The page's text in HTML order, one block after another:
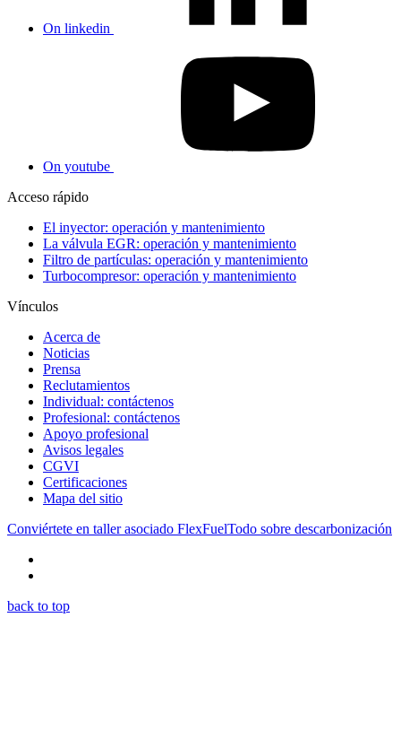
On linkedin
On youtube
Acceso rápido
El inyector: operación y mantenimiento
La válvula EGR: operación y mantenimiento
Filtro de partículas: operación y mantenimiento
Turbocompresor: operación y mantenimiento
Vínculos
Acerca de
Noticias
Prensa
Reclutamientos
Individual: contáctenos
Profesional: contáctenos
Apoyo profesional
Avisos legales
CGVI
Certificaciones
Mapa del sitio
Conviértete en taller asociado FlexFuelTodo sobre descarbonización
back to top